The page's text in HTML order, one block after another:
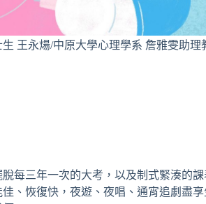
王永煬/中原大學心理學系 詹雅雯助理
每三年一次的大考，以及制式緊湊的
、恢復快，夜遊、夜唱、通宵追劇盡